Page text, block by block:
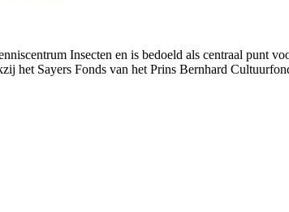
Insecten en is bedoeld als centraal punt
het Sayers Fonds van het Prins Bernhard